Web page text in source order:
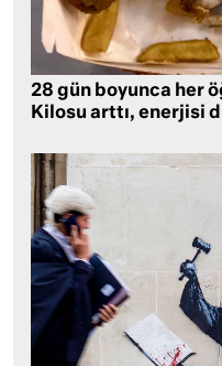
28 gün boyunca her
Kilosu arttı, enerjisi